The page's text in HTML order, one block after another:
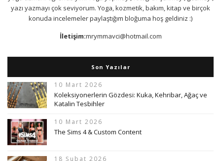
yazı yazmayı çok seviyorum. Yoga, kozmetik, bakım, kitap ve birçok
konuda incelemeler paylaştığım bloğuma hoş geldiniz :)
İletişim:mrymmavci@hotmail.com
Son Yazılar
10 Mart 2026
Koleksiyonerlerin Gözdesi: Kuka, Kehribar, Ağaç ve
Katalin Tesbihler
10 Mart 2026
The Sims 4 & Custom Content
18 Şubat 2026